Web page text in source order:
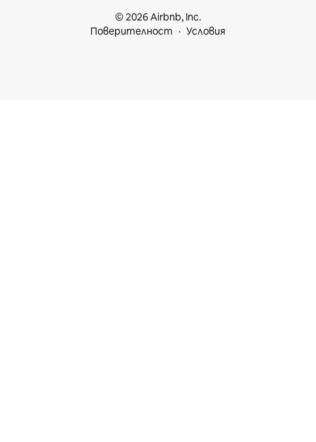
© 2026 Airbnb, Inc.
Поверителност
Условия